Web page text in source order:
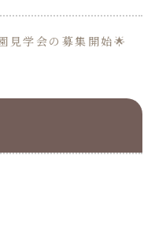
学会の募集開始🌟